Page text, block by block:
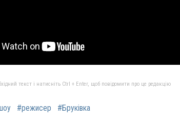
текст і натисніть Ctrl + Enter, щоб повідомити про це редакцію
#режисер #Бруківка